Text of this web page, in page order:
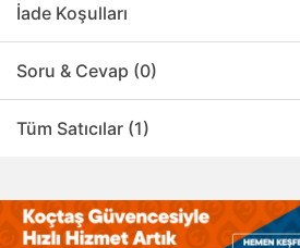
İade Koşulları
Soru & Cevap (0)
Tüm Satıcılar (1)